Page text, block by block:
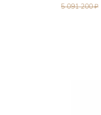
5 091 200 ₽